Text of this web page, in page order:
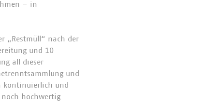
– in
„Restmüll“ nach der
und 10
all dieser
und
kontinuierlich und
noch hochwertig